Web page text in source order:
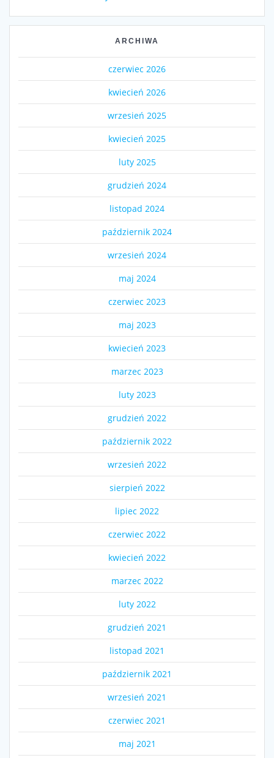
ARCHIWA
czerwiec 2026
kwiecień 2026
wrzesień 2025
kwiecień 2025
luty 2025
grudzień 2024
listopad 2024
październik 2024
wrzesień 2024
maj 2024
czerwiec 2023
maj 2023
kwiecień 2023
marzec 2023
luty 2023
grudzień 2022
październik 2022
wrzesień 2022
sierpień 2022
lipiec 2022
czerwiec 2022
kwiecień 2022
marzec 2022
luty 2022
grudzień 2021
listopad 2021
październik 2021
wrzesień 2021
czerwiec 2021
maj 2021